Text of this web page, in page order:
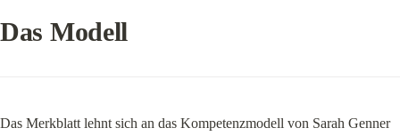
Das Modell
Das Merkblatt lehnt sich an das Kompetenzmodell von Sarah Genner